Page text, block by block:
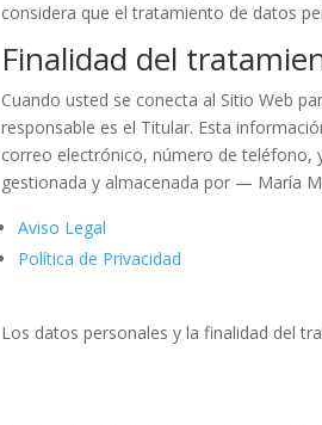
considera que el tratamiento de datos
Finalidad del
Cuando usted se conecta al Sitio Web
responsable es el Titular. Esta
correo electrónico, número de teléfono,
gestionada y almacenada por — María
Aviso Legal
Política de Privacidad
Los datos personales y la finalidad del